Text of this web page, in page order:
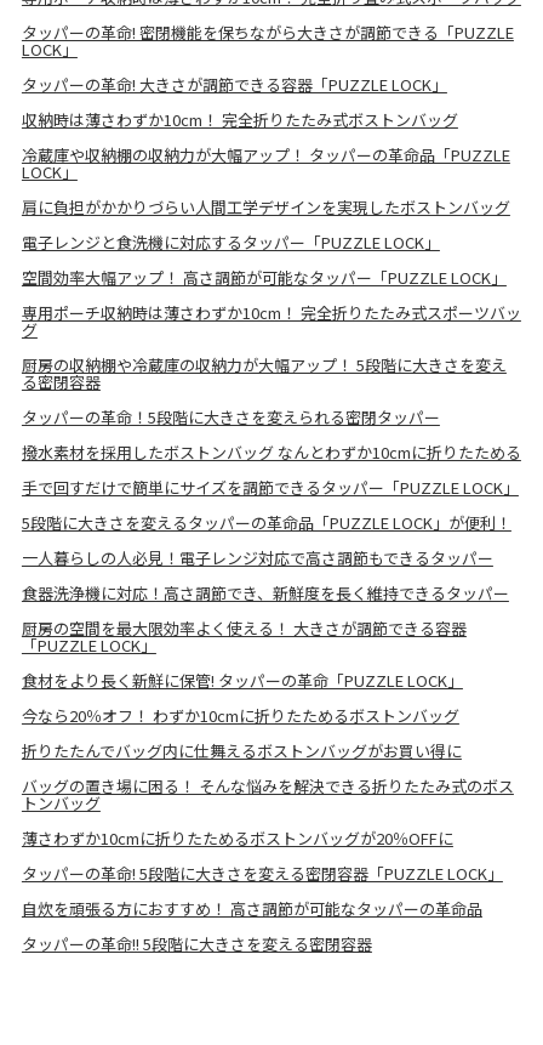
タッパーの革命! 密閉機能を保ちながら大きさが調節できる「PUZZLE
LOCK」
タッパーの革命! 大きさが調節できる容器「PUZZLE LOCK」
収納時は薄さわずか10cm！ 完全折りたたみ式ボストンバッグ
冷蔵庫や収納棚の収納力が大幅アップ！ タッパーの革命品「PUZZLE
LOCK」
肩に負担がかかりづらい人間工学デザインを実現したボストンバッグ
電子レンジと食洗機に対応するタッパー「PUZZLE LOCK」
空間効率大幅アップ！ 高さ調節が可能なタッパー「PUZZLE LOCK」
専用ポーチ収納時は薄さわずか10cm！ 完全折りたたみ式スポーツバッ
グ
厨房の収納棚や冷蔵庫の収納力が大幅アップ！ 5段階に大きさを変え
る密閉容器
タッパーの革命！5段階に大きさを変えられる密閉タッパー
撥水素材を採用したボストンバッグ なんとわずか10cmに折りたためる
手で回すだけで簡単にサイズを調節できるタッパー「PUZZLE LOCK」
5段階に大きさを変えるタッパーの革命品「PUZZLE LOCK」が便利！
一人暮らしの人必見！電子レンジ対応で高さ調節もできるタッパー
食器洗浄機に対応！高さ調節でき、新鮮度を長く維持できるタッパー
厨房の空間を最大限効率よく使える！ 大きさが調節できる容器
「PUZZLE LOCK」
食材をより長く新鮮に保管! タッパーの革命「PUZZLE LOCK」
今なら20％オフ！ わずか10cmに折りたためるボストンバッグ
折りたたんでバッグ内に仕舞えるボストンバッグがお買い得に
バッグの置き場に困る！ そんな悩みを解決できる折りたたみ式のボス
トンバッグ
薄さわずか10cmに折りたためるボストンバッグが20％OFFに
タッパーの革命! 5段階に大きさを変える密閉容器「PUZZLE LOCK」
自炊を頑張る方におすすめ！ 高さ調節が可能なタッパーの革命品
タッパーの革命!! 5段階に大きさを変える密閉容器